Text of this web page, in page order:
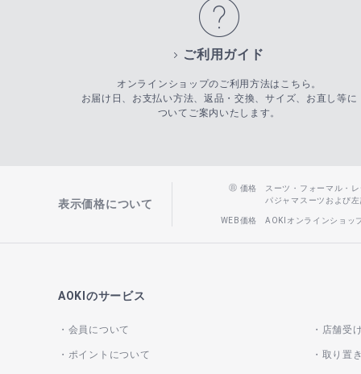
ご利用ガイド
オンラインショップのご利用方法はこちら。
お届け日、お支払い方法、返品・交換、サイズ、お直し等に
ついてご案内いたします。
表示価格について
価格
スーツ・フォーマル・
パジャマスーツおよび
WEB価格 AOKIオンラインショッ
AOKIのサービス
会員について
ポイントについて
店舗受
取り置